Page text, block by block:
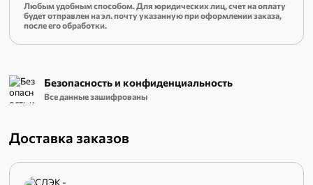
Любым удобным способом. Для юридических лиц, счет на оплату
будет отправлен на эл. почту указанную при оформлении заказа,
после его обработки.
Безопасность и конфиденциальность
Все данные зашифрованы
Доставка заказов